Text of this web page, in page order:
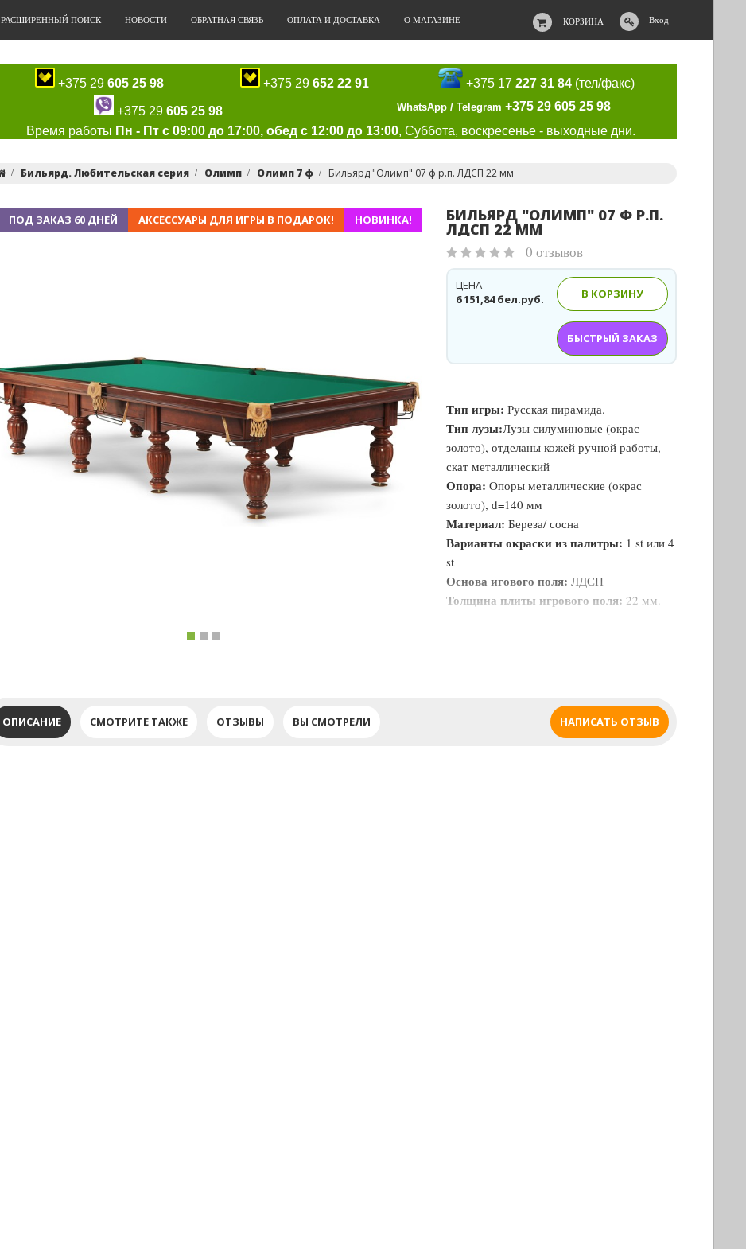
КОРЗИНА Вход
РАСШИРЕННЫЙ ПОИСК НОВОСТИ ОБРАТНАЯ СВЯЗЬ ОПЛАТА И ДОСТАВКА О МАГАЗИНЕ
+375 29 605 25 98 +375 29 652 22 91 +375 17227 31 84 (тел/факс)
+375 29 605 25 98 WhatsApp / Telegram +375 29 605 25 98
Время работы Пн - Пт с 09:00 до 17:00, обед с 12:00 до 13:00, Суббота, воскресенье - выходные дни.
Бильярд. Любительская серия Олимп Олимп 7 ф Бильярд "Олимп" 07 ф р.п. ЛДСП 22 мм
ПОД ЗАКАЗ 60 ДНЕЙ АКСЕССУАРЫ ДЛЯ ИГРЫ В ПОДАРОК! НОВИНКА! БИЛЬЯРД "ОЛИМП" 07 Ф Р.П.
ЛДСП 22 ММ
0 отзывов
6 151,84 бел.руб.
ЦЕНА
В КОРЗИНУ
БЫСТРЫЙ ЗАКАЗ
Тип игры: Русская пирамида.
Тип лузы:Лузы силуминовые (окрас
золото), отделаны кожей ручной работы,
скат металлический
Опора: Опоры металлические (окрас
золото), d=140 мм
Материал: Береза/ сосна
Варианты окраски из палитры: 1 st или 4
st
Основа игового поля: ЛДСП
Толщина плиты игрового поля: 22 мм.
1
ОПИСАНИЕ СМОТРИТЕ ТАКЖЕ ОТЗЫВЫ НАПИСАТЬ ОТЗЫВ
ВЫ СМОТРЕЛИ